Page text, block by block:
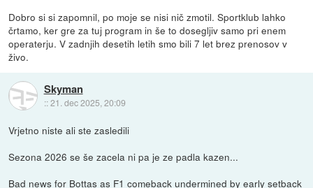
Dobro si si zapomnil, po moje se nisi nič zmotil. Sportklub lahko
črtamo, ker gre za tuj program in še to dosegljiv samo pri enem
operaterju. V zadnjih desetih letih smo bili 7 let brez prenosov v
živo.
Skyman
::21. dec 2025, 20:09
Vrjetno niste ali ste zasledili
Sezona 2026 se še zacela ni pa je ze padla kazen...
Bad news for Bottas as F1 comeback undermined by early setback